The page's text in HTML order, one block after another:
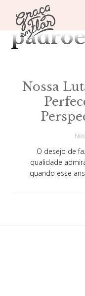
Um
Tag
Nossa
O desejo de
qualidade
quando esse